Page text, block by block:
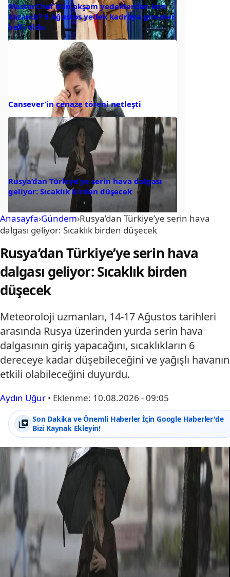
MasterChef dün akşam yedeklerden kim
kazandı? 9 Ağustos yedek kadroya girenler
belli oldu
Cansever’in cenaze töreni netleşti
Rusya’dan Türkiye’ye serin hava dalgası
geliyor: Sıcaklık birden düşecek
Anasayfa›Gündem›Rusya’dan Türkiye’ye serin hava
dalgası geliyor: Sıcaklık birden düşecek
Rusya’dan Türkiye’ye serin hava
dalgası geliyor: Sıcaklık birden
düşecek
Meteoroloji uzmanları, 14-17 Ağustos tarihleri
arasında Rusya üzerinden yurda serin hava
dalgasının giriş yapacağını, sıcaklıkların 6
dereceye kadar düşebileceğini ve yağışlı havanın
etkili olabileceğini duyurdu.
Aydın Uğur • Eklenme: 10.08.2026 - 09:05
Son Dakika ve Önemli Haberler İçin Google Haberler'de
Bizi Kaynak Ekleyin!